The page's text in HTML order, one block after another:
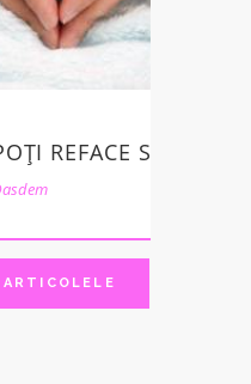
REFACE SILUETA